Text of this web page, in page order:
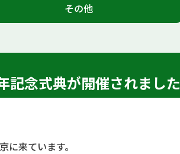
その他
記念式典が開催されました
来ています。